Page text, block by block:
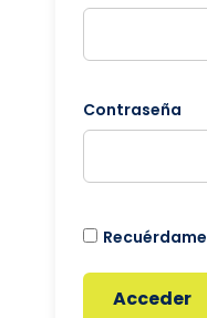
Contraseña
Recuérdame
Acceder